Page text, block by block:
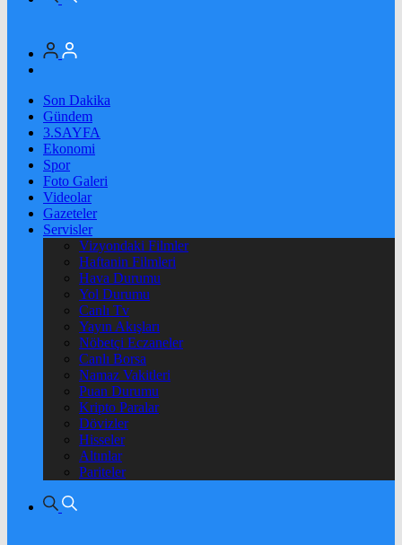
Son Dakika
Gündem
3.SAYFA
Ekonomi
Spor
Foto Galeri
Videolar
Gazeteler
Servisler
Vizyondaki Filmler
Haftanin Filmleri
Hava Durumu
Yol Durumu
Canlı Tv
Yayın Akışları
Nöbetçi Eczaneler
Canlı Borsa
Namaz Vakitleri
Puan Durumu
Kripto Paralar
Dövizler
Hisseler
Altınlar
Pariteler